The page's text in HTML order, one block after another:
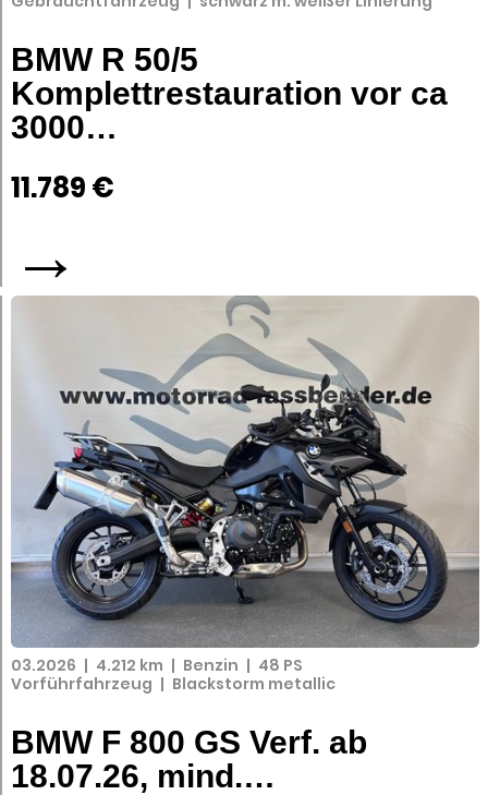
BMW R 50/5
Komplettrestauration vor ca
3000…
11.789 €
→
03.2026 | 4.212 km | Benzin | 48 PS
Vorführfahrzeug | Blackstorm metallic
BMW F 800 GS Verf. ab
18.07.26, mind.…